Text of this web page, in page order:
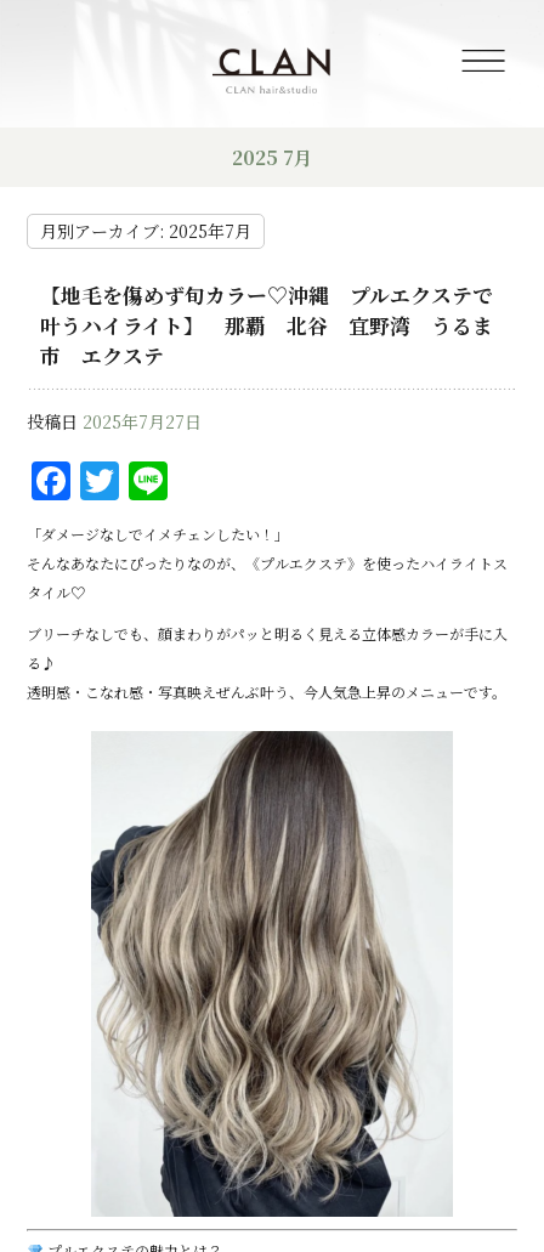
2025 7月
月別アーカイブ: 2025年7月
【地毛を傷めず旬カラー♡沖縄 プルエクステで
叶うハイライト】 那覇 北谷 宜野湾 うるま
市 エクステ
投稿日 2025年7月27日
F
a
c
e
b
o
o
T
w
it
r
n
e
「ダメージなしでイメチェンしたい！」
そんなあなたにぴったりなのが、《プルエクステ》を使ったハイライトス
タイル♡
ブリーチなしでも、顔まわりがパッと明るく見える立体感カラーが手に入
る♪
透明感・こなれ感・写真映えぜんぶ叶う、今人気急上昇のメニューです。